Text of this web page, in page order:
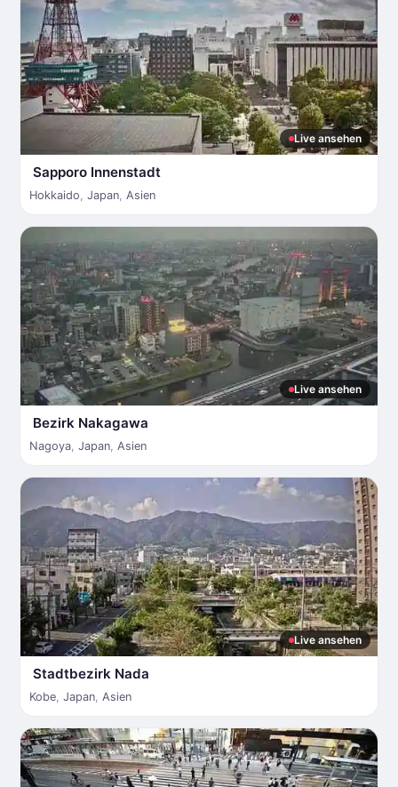
Live ansehen
Sapporo Innenstadt
Hokkaido, Japan, Asien
Live ansehen
Bezirk Nakagawa
Nagoya, Japan, Asien
Live ansehen
Stadtbezirk Nada
Kobe, Japan, Asien